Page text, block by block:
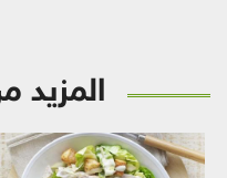
المزيد